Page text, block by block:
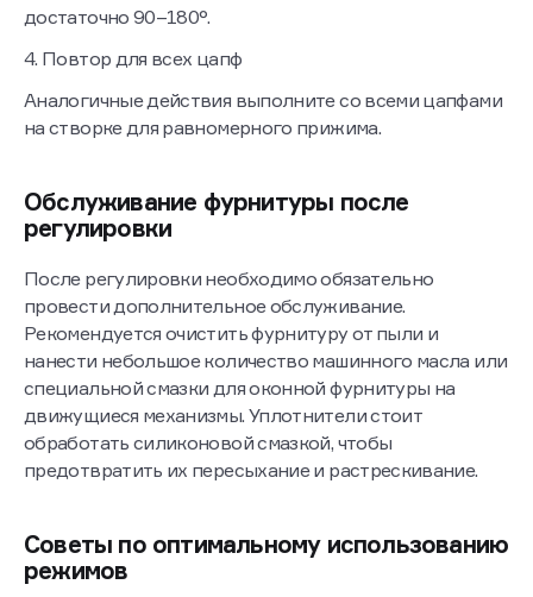
достаточно 90–180°.
4. Повтор для всех цапф
Аналогичные действия выполните со всеми цапфами
на створке для равномерного прижима.
Обслуживание фурнитуры после
регулировки
После регулировки необходимо обязательно
провести дополнительное обслуживание.
Рекомендуется очистить фурнитуру от пыли и
нанести небольшое количество машинного масла или
специальной смазки для оконной фурнитуры на
движущиеся механизмы. Уплотнители стоит
обработать силиконовой смазкой, чтобы
предотвратить их пересыхание и растрескивание.
Советы по оптимальному использованию
режимов